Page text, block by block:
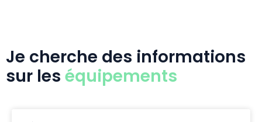
Je cherche des informations
sur les équipements